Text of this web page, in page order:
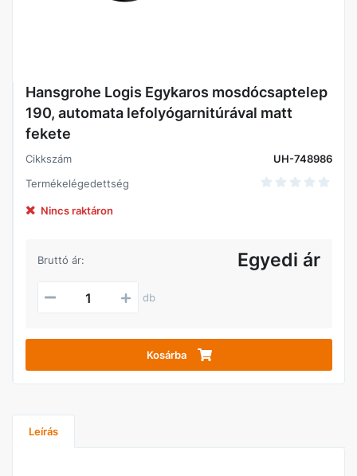
Hansgrohe Logis Egykaros mosdócsaptelep
190, automata lefolyógarnitúrával matt
fekete
Cikkszám
UH-748986
Termékelégedettség
Nincs raktáron
Bruttó ár: Egyedi ár
db
Kosárba
Leírás